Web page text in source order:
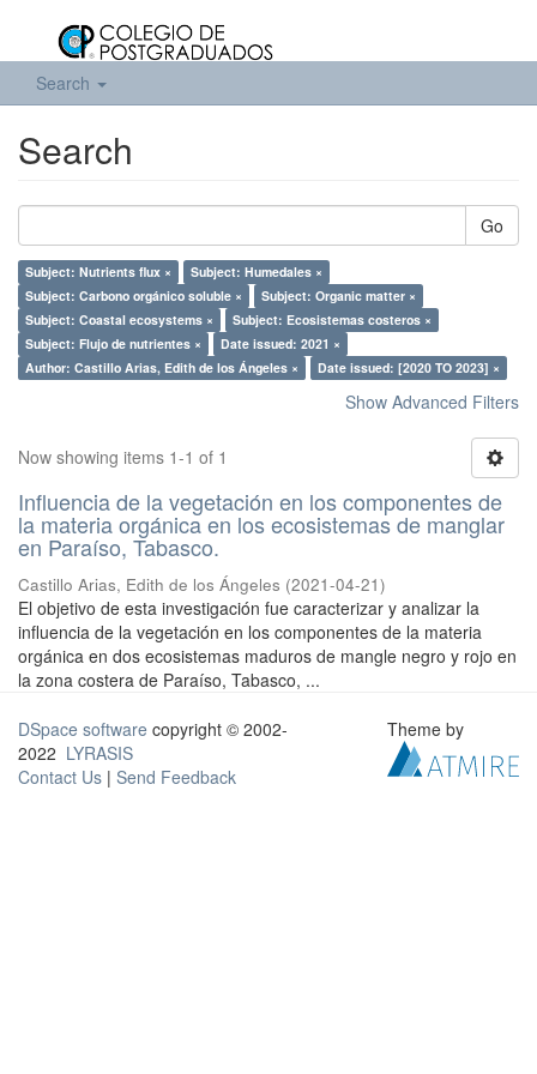
Search
Search
Go
Subject: Nutrients flux ×
Subject: Humedales ×
Subject: Carbono orgánico soluble ×
Subject: Organic matter ×
Subject: Coastal ecosystems ×
Subject: Ecosistemas costeros ×
Subject: Flujo de nutrientes ×
Date issued: 2021 ×
Author: Castillo Arias, Edith de los Ángeles ×
Date issued: [2020 TO 2023] ×
Show Advanced Filters
Now showing items 1-1 of 1
Influencia de la vegetación en los componentes de
la materia orgánica en los ecosistemas de manglar
en Paraíso, Tabasco.
Castillo Arias, Edith de los Ángeles (2021-04-21)
El objetivo de esta investigación fue caracterizar y analizar la
influencia de la vegetación en los componentes de la materia
orgánica en dos ecosistemas maduros de mangle negro y rojo en
la zona costera de Paraíso, Tabasco, ...
DSpace software copyright © 2002-
2022 LYRASIS
Contact Us | Send Feedback
Theme by